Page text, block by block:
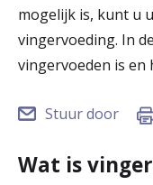
Uw bezoek
Spoed
Translate
mogelijk is, kunt u
vingervoeding. In
vingervoeden is en
Stuur door
Wat is